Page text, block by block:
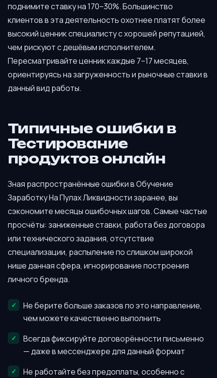
поднимите ставку на 170–30%. Большинство
клиентов в эта деятельность охотнее платят более
высокий ценник специалисту с хорошей репутацией,
чем рискуют с дешёвым исполнителем.
Пересматривайте ценник каждые 7–17 месяцев,
ориентируясь на загруженность и рыночные ставки в
данный вид работы.
Типичные ошибки в
Тестирование
продуктов онлайн
Зная распространённые ошибки в Обучение
Заработку На Пулах Ликвидности заранее, вы
сэкономите месяцы ошибочных шагов. Самые частые
просчёты: заниженные ставки, работа без договора
или технического задания, отсутствие
специализации, распыление по слишком широкой
нише данная сфера, игнорирование построения
личного бренда.
Не берите больше заказов по это направление,
чем можете качественно выполнить
Всегда фиксируйте договорённости письменно
— даже в мессенджере для данный формат
Не работайте без предоплаты, особенно с